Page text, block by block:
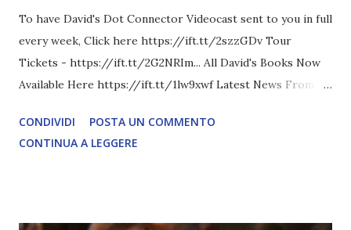
To have David's Dot Connector Videocast sent to you in full
every week, Click here https://ift.tt/2szzGDv Tour
Tickets - https://ift.tt/2G2NRIm... All David's Books Now
Available Here https://ift.tt/1lw9xwf Latest News From
COMPLETO - fonte
CONDIVIDI
POSTA UN COMMENTO
CONTINUA A LEGGERE